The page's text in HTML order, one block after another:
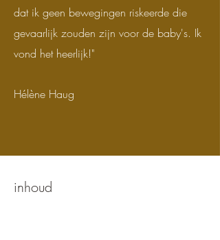
dat ik geen bewegingen riskeerde die
gevaarlijk zouden zijn voor de baby's. Ik
vond het heerlijk!"
Hélène Haug
inhoud